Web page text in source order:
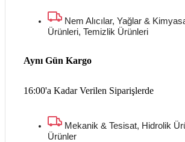
Nem Alıcılar, Yağlar &
Ürünleri, Temizlik Ürünleri
16:00'a Kadar Verilen Siparişlerde
Aynı Gün Kargo
Mekanik & Tesisat, Hidrolik
Ürünler